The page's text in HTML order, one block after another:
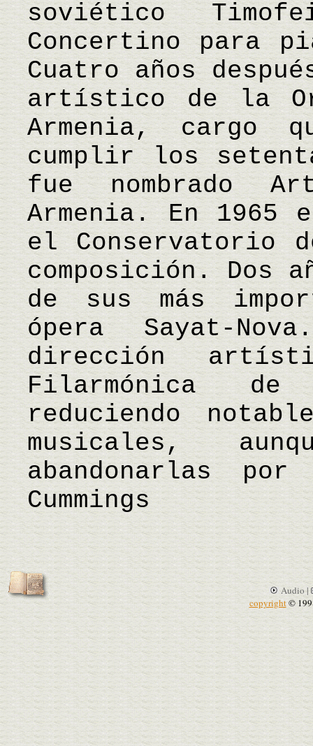
soviético
Concertino para
Cuatro años
artístico de la
Armenia, cargo
cumplir los
fue nombrado
Armenia. En 1965
el Conservatorio
composición. Dos
de sus más
ópera Sayat-
dirección
Filarmónica
reduciendo
musicales,
abandonarlas
Cummings
Audio |
copyright©